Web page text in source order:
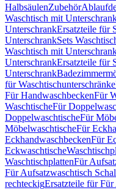
HalbsäulenZubehör
Waschtisch mit
UnterschrankErsatzteile für
UnterschrankSets
Waschtisch mit
UnterschrankErsatzteile für
Unterschrank
für Waschtischunterschränke
Für HandwaschbeckenFür
WaschtischeFür
DoppelwaschtischeFür
MöbelwaschtischeFür
EckhandwaschbeckenFür
Eckwaschtische
WaschtischplattenFür
Für Aufsatzwaschtisch
rechteckigErsatzteile für